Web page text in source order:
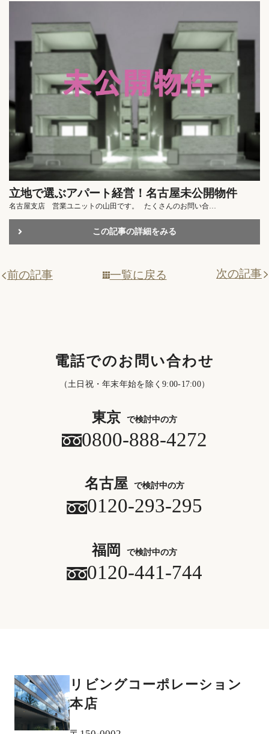
立地で選ぶアパート経営！名古屋未公開物件
名古屋支店 営業ユニットの山田です。 たくさんのお問い合…
この記事の詳細をみる
前の記事 一覧に戻る 次の記事
電話でのお問い合わせ
（土日祝・年末年始を除く9:00-17:00）
東京 で検討中の方
0800-888-4272
名古屋 で検討中の方
0120-293-295
福岡 で検討中の方
0120-441-744
リビングコーポレーション
本店